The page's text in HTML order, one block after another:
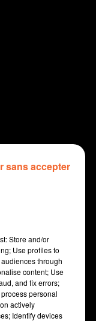
Store and/or
Use profiles to
through
content; Use
and fix errors;
personal
actively
Identify devices
sans accepter